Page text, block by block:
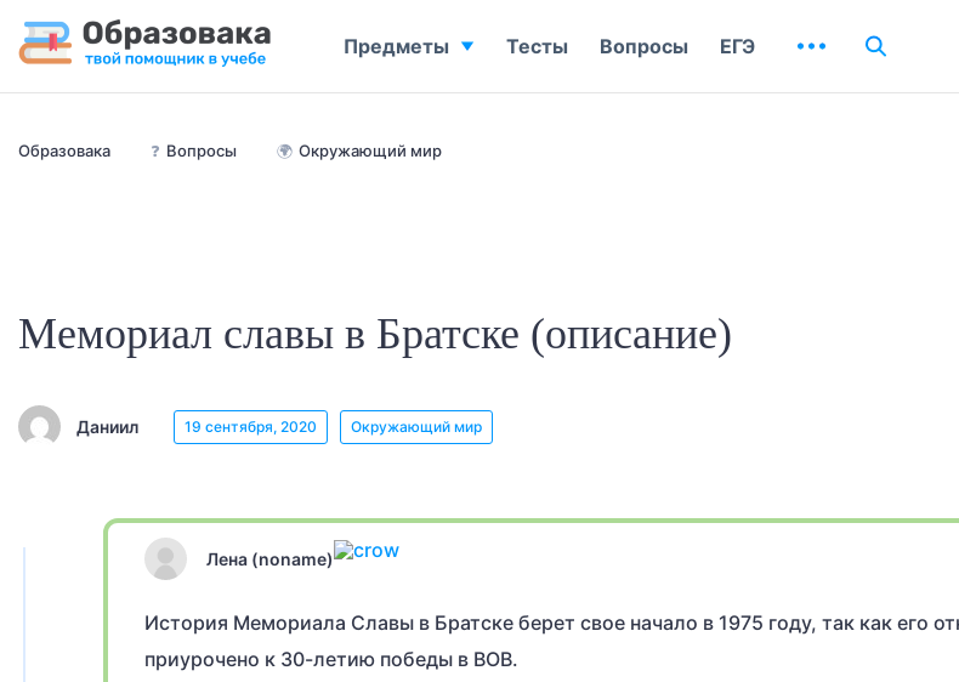
Образовака ❓ Вопросы 🌍 Окружающий мир
Мемориал славы в Братске (описание)
Даниил 19 сентября, 2020 Окружающий мир
Лена (noname)
История Мемориала Славы в Братске берет свое начало в 1975 году, так как его
приурочено к 30-летию победы в ВОВ.
Предметы Тесты Вопросы ЕГЭ